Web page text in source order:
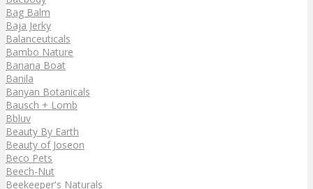
Bag Balm
Baja Jerky
Balanceuticals
Bambo Nature
Banana Boat
Banila
Banyan Botanicals
Bausch + Lomb
Bbluv
Beauty By Earth
Beauty of Joseon
Beco Pets
Beech-Nut
Beekeeper's Naturals